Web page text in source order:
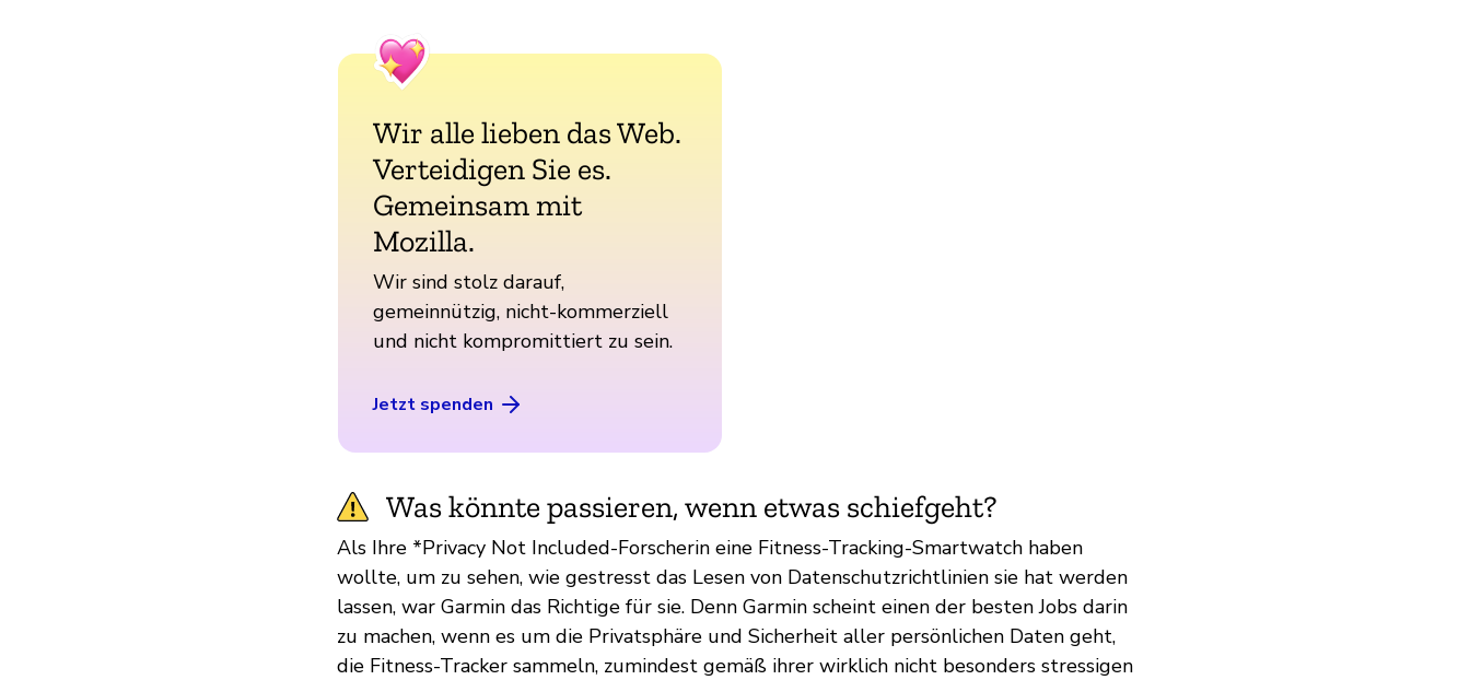
Wir alle lieben das Web.
Verteidigen Sie es.
Gemeinsam mit
Mozilla.
Wir sind stolz darauf,
gemeinnützig, nicht-kommerziell
und nicht kompromittiert zu sein.
Jetzt spenden
Was könnte passieren, wenn etwas schiefgeht?
Als Ihre *Privacy Not Included-Forscherin eine Fitness-Tracking-Smartwatch haben
wollte, um zu sehen, wie gestresst das Lesen von Datenschutzrichtlinien sie hat werden
lassen, war Garmin das Richtige für sie. Denn Garmin scheint einen der besten Jobs darin
zu machen, wenn es um die Privatsphäre und Sicherheit aller persönlichen Daten geht,
die Fitness-Tracker sammeln, zumindest gemäß ihrer wirklich nicht besonders stressigen